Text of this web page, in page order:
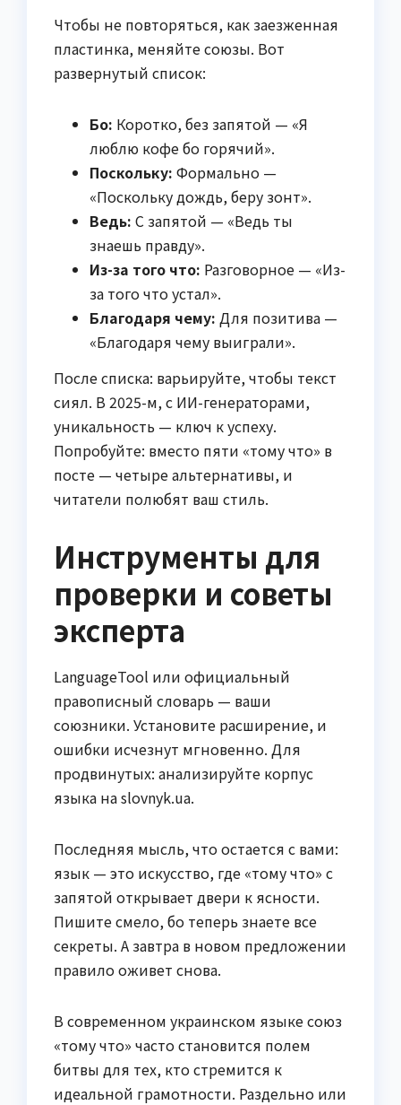
Чтобы не повторяться, как заезженная
пластинка, меняйте союзы. Вот
развернутый список:
Бо: Коротко, без запятой — «Я
люблю кофе бо горячий».
Поскольку: Формально —
«Поскольку дождь, беру зонт».
Ведь: С запятой — «Ведь ты
знаешь правду».
Из-за того что: Разговорное — «Из-
за того что устал».
Благодаря чему: Для позитива —
«Благодаря чему выиграли».
После списка: варьируйте, чтобы текст
сиял. В 2025-м, с ИИ-генераторами,
уникальность — ключ к успеху.
Попробуйте: вместо пяти «тому что» в
посте — четыре альтернативы, и
читатели полюбят ваш стиль.
Инструменты для
проверки и советы
эксперта
LanguageTool или официальный
правописный словарь — ваши
союзники. Установите расширение, и
ошибки исчезнут мгновенно. Для
продвинутых: анализируйте корпус
языка на slovnyk.ua.
Последняя мысль, что остается с вами:
язык — это искусство, где «тому что» с
запятой открывает двери к ясности.
Пишите смело, бо теперь знаете все
секреты. А завтра в новом предложении
правило оживет снова.
В современном украинском языке союз
«тому что» часто становится полем
битвы для тех, кто стремится к
идеальной грамотности. Раздельно или